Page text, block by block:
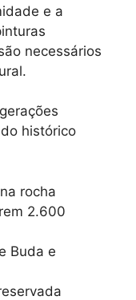
e a
necessários
histórico
rocha
2.600
Buda e